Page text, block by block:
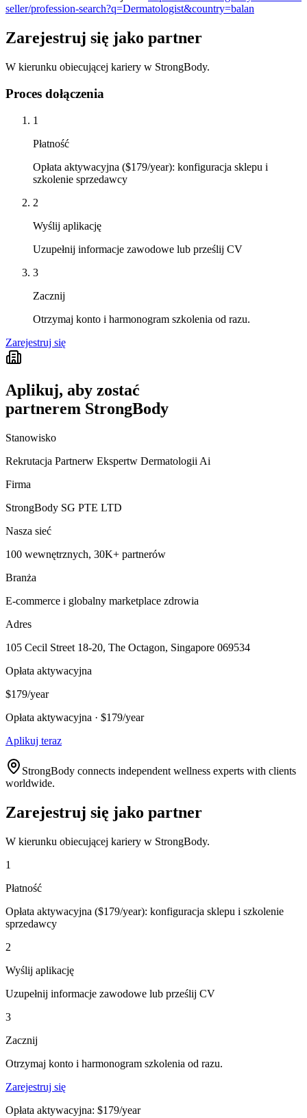
seller/profession-search?q=Dermatologist&country=balan
Zarejestruj się jako partner
W kierunku obiecującej kariery w StrongBody.
Proces dołączenia
1
Płatność
Opłata aktywacyjna ($179/year): konfiguracja sklepu i
szkolenie sprzedawcy
2
Wyślij aplikację
Uzupełnij informacje zawodowe lub prześlij CV
3
Zacznij
Otrzymaj konto i harmonogram szkolenia od razu.
Zarejestruj się
Aplikuj, aby zostać
partnerem StrongBody
Stanowisko
Rekrutacja Partnerw Ekspertw Dermatologii Ai
Firma
StrongBody SG PTE LTD
Nasza sieć
100 wewnętrznych, 30K+ partnerów
Branża
E-commerce i globalny marketplace zdrowia
Adres
105 Cecil Street 18-20, The Octagon, Singapore 069534
Opłata aktywacyjna
$179/year
Opłata aktywacyjna · $179/year
Aplikuj teraz
StrongBody connects independent wellness experts with clients
worldwide.
Zarejestruj się jako partner
W kierunku obiecującej kariery w StrongBody.
1
Płatność
Opłata aktywacyjna ($179/year): konfiguracja sklepu i szkolenie
sprzedawcy
2
Wyślij aplikację
Uzupełnij informacje zawodowe lub prześlij CV
3
Zacznij
Otrzymaj konto i harmonogram szkolenia od razu.
Zarejestruj się
Opłata aktywacyjna: $179/year